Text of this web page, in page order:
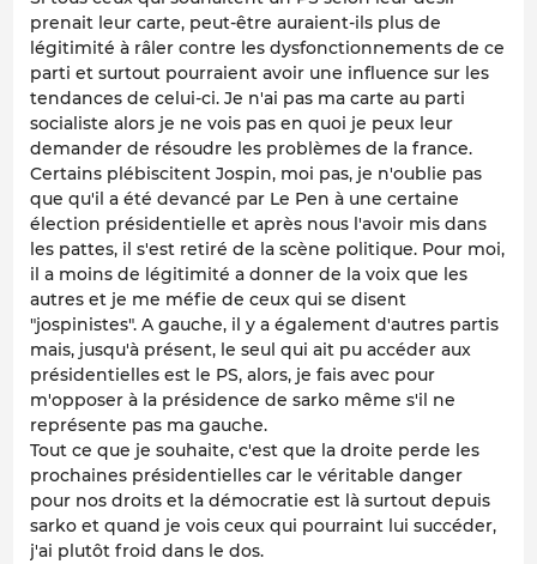
prenait leur carte, peut-être auraient-ils plus de
légitimité à râler contre les dysfonctionnements de ce
parti et surtout pourraient avoir une influence sur les
tendances de celui-ci. Je n'ai pas ma carte au parti
socialiste alors je ne vois pas en quoi je peux leur
demander de résoudre les problèmes de la france.
Certains plébiscitent Jospin, moi pas, je n'oublie pas
que qu'il a été devancé par Le Pen à une certaine
élection présidentielle et après nous l'avoir mis dans
les pattes, il s'est retiré de la scène politique. Pour moi,
il a moins de légitimité a donner de la voix que les
autres et je me méfie de ceux qui se disent
"jospinistes". A gauche, il y a également d'autres partis
mais, jusqu'à présent, le seul qui ait pu accéder aux
présidentielles est le PS, alors, je fais avec pour
m'opposer à la présidence de sarko même s'il ne
représente pas ma gauche.
Tout ce que je souhaite, c'est que la droite perde les
prochaines présidentielles car le véritable danger
pour nos droits et la démocratie est là surtout depuis
sarko et quand je vois ceux qui pourraint lui succéder,
j'ai plutôt froid dans le dos.